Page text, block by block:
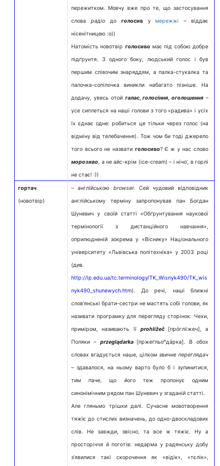
пережитком. Мовчу вже про те, що застосування
словарадіо до голосивумережжі
– віддає
нісенітницею :о))
Натомість новотвір голосиво має під собою добре
підґрунтя. З одного боку, людський голос і був
першим співочим знаряддям, а палка-стукалка та
палочка-сопілочка виникли набагато пізніше. На
додачу, увесь отой галас,голосіння,оголошення –
усе сиплеться на наші голови з того «радива» і усіх
їх єднає одне: робиться це тільки через голос (на
відміну від телебачення). Тож чом би тоді джерело
того всього не назвати голосиво? Є ж у нас слово
морозиво, а не айс-крім (ice-cream) – і нічо’, в горлі
не стає! :))
гортач
(новотвір)
– англійськоюbrowser.Сей чудовий відповідник
англійському терміну запропонував пан Богдан
Шуневич у своїй статті «Обґрунтування наукової
термінології з дистанційного навчання»,
оприлюдненій зокрема у «Віснику» Національного
університету «Львівська політехніка» у 2003 році
(див.
http://lp.edu.ua/tc.terminology/TK_Wisnyk490/TK_wis
nyk490_shunewych.htm). До речі, наші ближні
слов’янські брати-сестри не мастять собі голови, як
називати програмку для перегляду сторінок: Чехи,
приміром, називають її prohlížeč [прóглііжеч], а
Поляки – przeglądarka [пржеґльондáрка]. В обох
словах вгадується наше, цілком звичнепереглядач
–здавалося, на ньому варто було б і зупинитися,
тим паче, що його теж пропонує одним
синонімічним рядом пан Шуневич у згаданій статті.
Але гляньмо трішки далі. Сучасне мовотворення
тяжіє до стислих визначень, до одно-двоскладових
слів. Не завжди, звісно, та все ж тяжіє. Ну а
просторіччя й поготів: недарма у радянську добу
з’явилися такі скорочення як «відік», «тєлік»,